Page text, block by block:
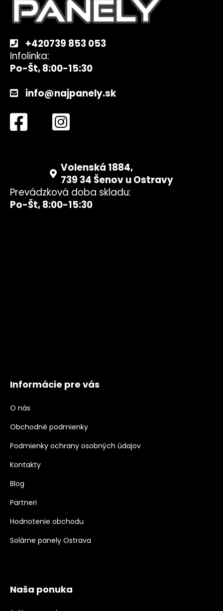
+420739 853 053
Infolinka:
Po-Št, 8:00-15:30
info@najpanely.sk
Volenská 1884,
739 34 Šenov u Ostravy
Prevádzková doba skladu:
Po-Št, 8:00-15:30
Informácie pre vás
O nás
Obchodné podmienky
Podmienky ochrany osobných údajov
Kontakty
Blog
Partneri
Hodnotenie obchodu
Solárne panely Ostrava
Naša ponuka